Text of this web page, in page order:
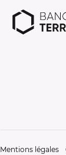
Mentions légales